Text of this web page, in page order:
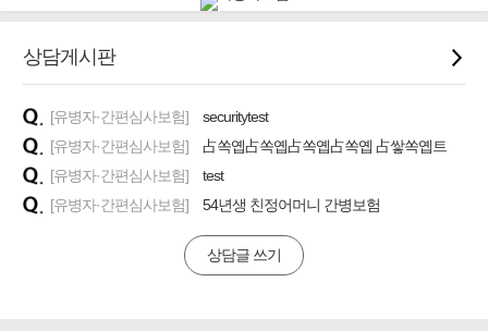
#임플란트, 치아치료보장
#바뀌기전에 4세대 가입
상담게시판
[유병자·간편심사보험]
securitytest
[유병자·간편심사보험]
占쏙옙占쏙옙占쏙옙占쏙옙 占쌓쏙옙트
[유병자·간편심사보험]
test
[유병자·간편심사보험]
54년생 친정어머니 간병보험
상담글 쓰기